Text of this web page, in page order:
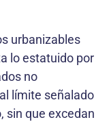
urbanizables
lo estatuido por
no
límite señalado
sin que excedan